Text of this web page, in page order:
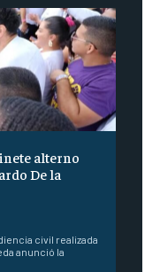
alterno
De la
civil realizada
anunció la